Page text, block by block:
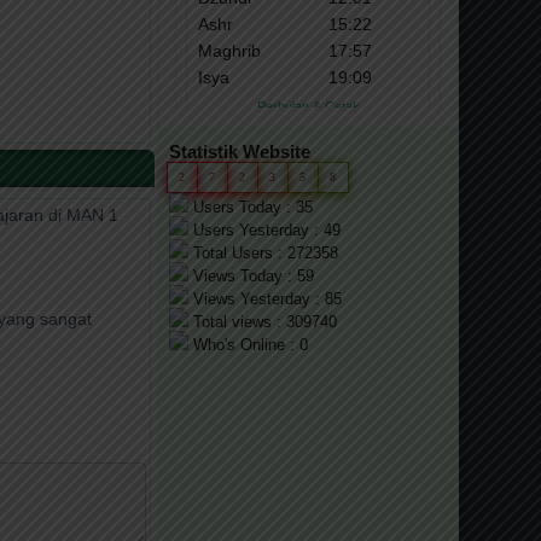
di MAN 1
sangat
Statistik Website
2 7 2 3 5 8
Users Today : 35
Users Yesterday : 49
Total Users : 272358
Views Today : 59
Views Yesterday : 85
Total views : 309740
Who's Online : 0